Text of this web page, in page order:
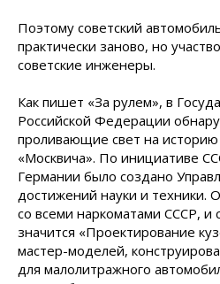
Поэтому советский
практически заново, но
советские инженеры.
Как пишет «За рулем», в
Российской Федерации
проливающие свет на
«Москвича». По инициативе
Германии было создано
достижений науки и техники.
со всеми наркоматами СССР, и
значится «Проектирование
мастер-моделей,
для малолитражного